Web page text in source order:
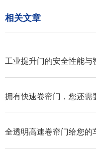
相关文章
工业提升门的安全性能与
些创新？
拥有快速卷帘门，您还需
全透明高速卷帘门给您的